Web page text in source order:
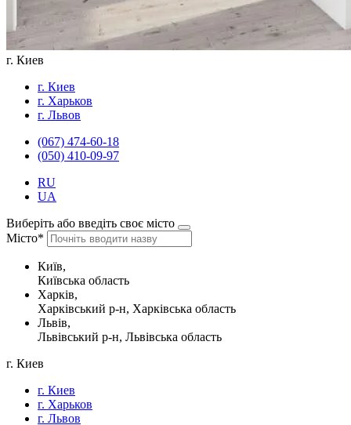
г. Киев
г. Киев
г. Харьков
г. Львов
(067) 474-60-18
(050) 410-09-97
RU
UA
Виберіть або введіть своє місто
Місто*
Київ,
Київська область
Харків,
Харківський р-н, Харківська область
Львів,
Львівський р-н, Львівська область
г. Киев
г. Киев
г. Харьков
г. Львов